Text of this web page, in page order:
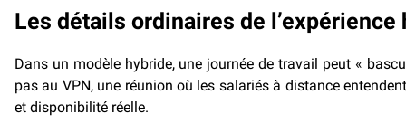
Les détails ordinaires de l’expérience
Dans un modèle hybride, une journée de travail peut «
pas au VPN, une réunion où les salariés à distance
et disponibilité réelle.